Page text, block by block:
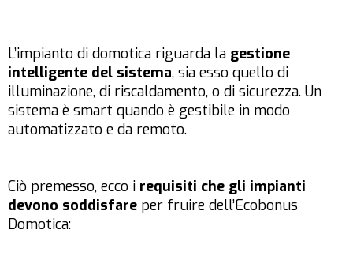
L’impianto di domotica riguarda la gestione
intelligente del sistema, sia esso quello di
illuminazione, di riscaldamento, o di sicurezza. Un
sistema è smart quando è gestibile in modo
automatizzato e da remoto.
Ciò premesso, ecco i requisiti che gli impianti
devono soddisfare per fruire dell’Ecobonus
Domotica: